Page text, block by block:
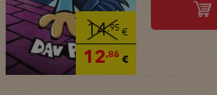
14,95€
12,86€